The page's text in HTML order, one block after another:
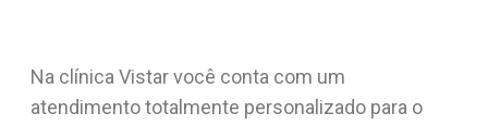
Na clínica Vistar você conta com um
atendimento totalmente personalizado para o